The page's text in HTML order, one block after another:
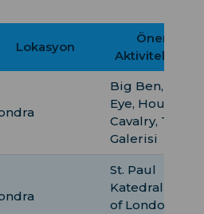
Lokasyon
Önerilen
Aktiviteler/
Big Ben,
Eye,
Cavalry, Tate
Galerisi
St. Paul
Katedrali,
of London,